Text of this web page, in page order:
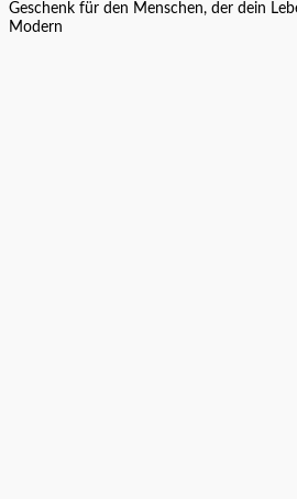
Geschenk für den Menschen, der dein
Modern